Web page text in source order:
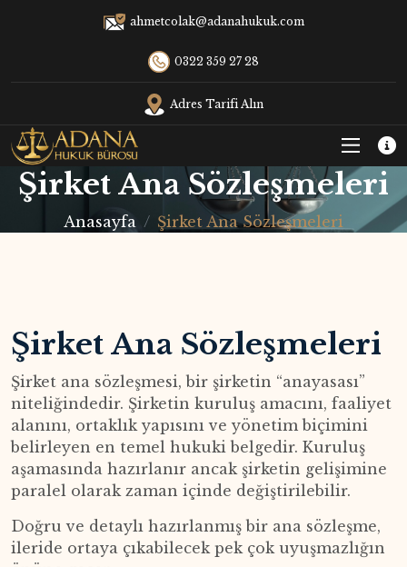
ahmetcolak@adanahukuk.com
0322 359 27 28
Adres Tarifi Alın
Şirket Ana Sözleşmeleri
Anasayfa Şirket Ana Sözleşmeleri
Şirket Ana Sözleşmeleri
Şirket ana sözleşmesi, bir şirketin “anayasası”
niteliğindedir. Şirketin kuruluş amacını, faaliyet
alanını, ortaklık yapısını ve yönetim biçimini
belirleyen en temel hukuki belgedir. Kuruluş
aşamasında hazırlanır ancak şirketin gelişimine
paralel olarak zaman içinde değiştirilebilir.
Doğru ve detaylı hazırlanmış bir ana sözleşme,
ileride ortaya çıkabilecek pek çok uyuşmazlığın